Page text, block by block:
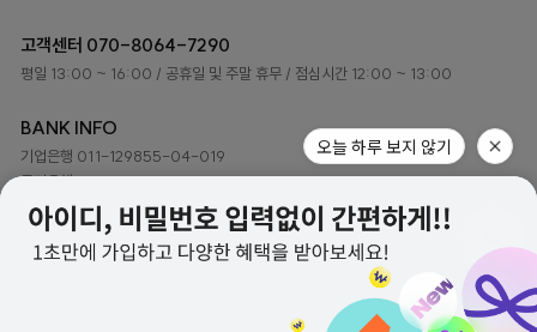
고객센터 070-8064-7290
평일 13:00 ~ 16:00 / 공휴일 및 주말 휴무 / 점심시간 12:00 ~ 13:00
BANK INFO
기업은행 011-129855-04-019
국민은행 048401-04-216079
예금주 ㈜하이로이 디자인
(주)하이로이디자인 사업자정보
고객센터
오늘 하루 보지 않기